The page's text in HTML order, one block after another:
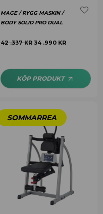
MAGE / RYGG MASKIN /
BODY SOLID PRO DUAL
42 .337KR 34 .990 KR
KÖP PRODUKT